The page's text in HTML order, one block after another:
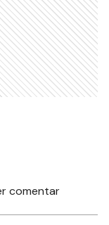
comentar